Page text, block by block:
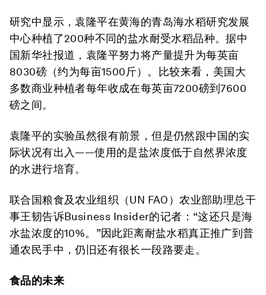
研究中显示，袁隆平在黄海的青岛海水稻研究发展
中心种植了200种不同的盐水耐受水稻品种。据中
国新华社报道，袁隆平努力将产量提升为每英亩
8030磅（约为每亩1500斤）。比较来看，美国大
多数商业种植者每年收成在每英亩7200磅到7600
磅之间。
袁隆平的实验虽然很有前景，但是仍然跟中国的实
际状况有出入——使用的是盐浓度低于自然界浓度
的水进行培育。
联合国粮食及农业组织（UN FAO）农业部助理总干
事王韧告诉Business Insider的记者：“这还只是海
水盐浓度的10%。”因此距离耐盐水稻真正推广到普
通农民手中，仍旧还有很长一段路要走。
食品的未来